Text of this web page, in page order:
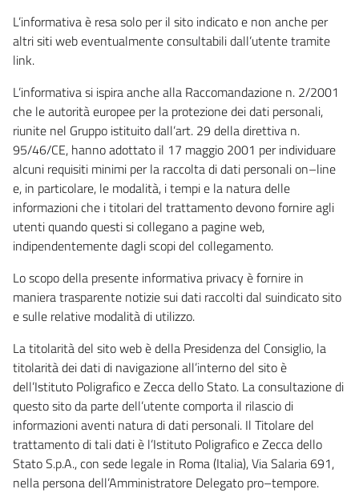
L’informativa è resa solo per il sito indicato e non anche per
altri siti web eventualmente consultabili dall’utente tramite
link.
L’informativa si ispira anche alla Raccomandazione n. 2/2001
che le autorità europee per la protezione dei dati personali,
riunite nel Gruppo istituito dall’art. 29 della direttiva n.
95/46/CE, hanno adottato il 17 maggio 2001 per individuare
alcuni requisiti minimi per la raccolta di dati personali on–line
e, in particolare, le modalità, i tempi e la natura delle
informazioni che i titolari del trattamento devono fornire agli
utenti quando questi si collegano a pagine web,
indipendentemente dagli scopi del collegamento.
Lo scopo della presente informativa privacy è fornire in
maniera trasparente notizie sui dati raccolti dal suindicato sito
e sulle relative modalità di utilizzo.
La titolarità del sito web è della Presidenza del Consiglio, la
titolarità dei dati di navigazione all’interno del sito è
dell’Istituto Poligrafico e Zecca dello Stato. La consultazione di
questo sito da parte dell’utente comporta il rilascio di
informazioni aventi natura di dati personali. Il Titolare del
trattamento di tali dati è l’Istituto Poligrafico e Zecca dello
Stato S.p.A., con sede legale in Roma (Italia), Via Salaria 691,
nella persona dell’Amministratore Delegato pro–tempore.